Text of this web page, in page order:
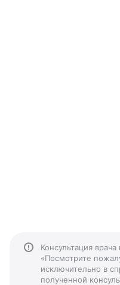
Консультация
«Посмотрите
исключительно в
полученной